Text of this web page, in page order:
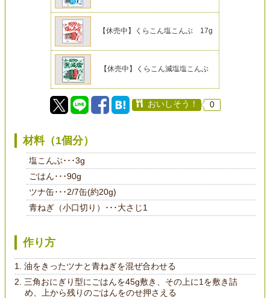
【休売中】くらこん塩こんぶ 17g
【休売中】くらこん減塩塩こんぶ
おいしそう！ 0
材料（1個分）
塩こんぶ･･･3g
ごはん･･･90g
ツナ缶･･･2/7缶(約20g)
青ねぎ（小口切り）･･･大さじ1
作り方
油をきったツナと青ねぎを混ぜ合わせる
三角おにぎり型にごはんを45g敷き、その上に1を敷き詰
め、上から残りのごはんをのせ押さえる